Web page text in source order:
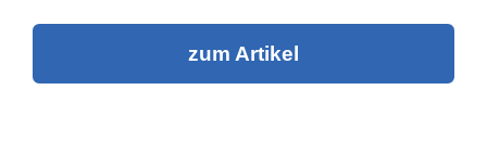
zum Artikel